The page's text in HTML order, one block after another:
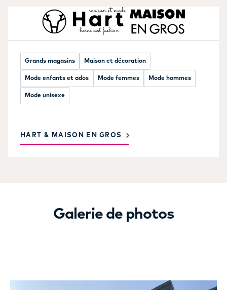
Grands magasins Maison et décoration
Mode enfants et ados Mode femmes Mode hommes
Mode unisexe
HART & MAISON EN GROS
Galerie de photos